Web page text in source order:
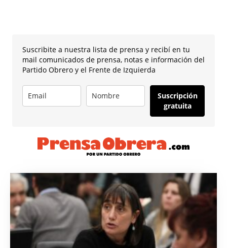
Suscribite a nuestra lista de prensa y recibí en tu
mail comunicados de prensa, notas e información del
Partido Obrero y el Frente de Izquierda
Suscripción
gratuita